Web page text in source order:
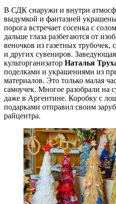
В СДК снаружи и внутри
выдумкой и фантазией
порога встречает сосенка с
дальше глаза разбегаются от
веночков из газетных
и других сувениров.
культорганизатор Наталья
поделками и украшениями из
материалов. Это только малая
самоучек. Многое разобрали
даже в Аргентине. Коробку с
подарками отправил своим
райцентра.